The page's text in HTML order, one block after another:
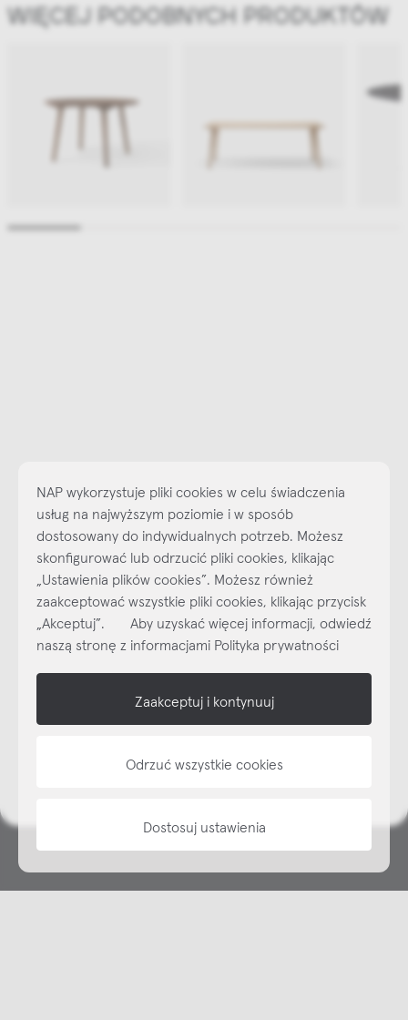
WIĘCEJ PODOBNYCH PRODUKTÓW
Najlepsze inspiracje i promocje na wyciągnięcie ręki, zapisz się już
dzisiaj do naszego cyklicznego newslettera!
SubskrybujNEWSLETTER
NAP wykorzystuje pliki cookies w celu świadczenia
usług na najwyższym poziomie i w sposób
dostosowany do indywidualnych potrzeb. Możesz
skonfigurować lub odrzucić pliki cookies, klikając
„Ustawienia plików cookies”. Możesz również
zaakceptować wszystkie pliki cookies, klikając przycisk
„Akceptuj”. Aby uzyskać więcej informacji, odwiedź
naszą stronę z informacjami Polityka prywatności
Zaakceptuj i kontynuuj
Odrzuć wszystkie cookies
Dostosuj ustawienia